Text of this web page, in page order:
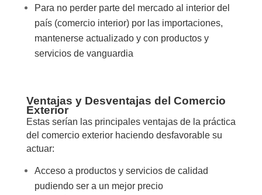
Para no perder parte del mercado al interior del
país (comercio interior) por las importaciones,
mantenerse actualizado y con productos y
servicios de vanguardia
Ventajas y Desventajas del Comercio
Exterior
Estas serían las principales ventajas de la práctica
del comercio exterior haciendo desfavorable su
actuar:
Acceso a productos y servicios de calidad
pudiendo ser a un mejor precio